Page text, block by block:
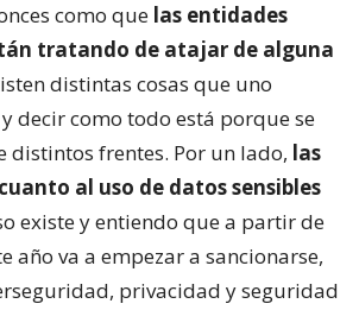
como que las entidades
tratando de atajar de alguna
distintas cosas que uno
decir como todo está porque se
distintos frentes. Por un lado, las
al uso de datos sensibles
existe y entiendo que a partir de
año va a empezar a sancionarse,
privacidad y seguridad